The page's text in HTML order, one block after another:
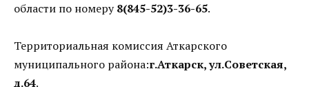
области по номеру8(845-52)3-36-65.
Территориальная комиссия Аткарского
муниципального района:г.Аткарск, ул.Советская,
д.64.